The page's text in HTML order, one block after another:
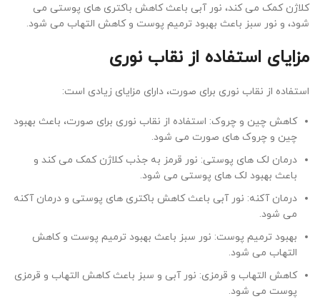
کلاژن کمک می کند، نور آبی باعث کاهش باکتری های پوستی می
شود، و نور سبز باعث بهبود ترمیم پوست و کاهش التهاب می شود.
مزایای استفاده از نقاب نوری
استفاده از نقاب نوری برای صورت، دارای مزایای زیادی است:
کاهش چین و چروک: استفاده از نقاب نوری برای صورت، باعث بهبود
چین و چروک های صورت می شود.
درمان لک های پوستی: نور قرمز به جذب کلاژن کمک می کند و
باعث بهبود لک های پوستی می شود.
درمان آکنه: نور آبی باعث کاهش باکتری های پوستی و درمان آکنه
می شود.
بهبود ترمیم پوست: نور سبز باعث بهبود ترمیم پوست و کاهش
التهاب می شود.
کاهش التهاب و قرمزی: نور آبی و سبز باعث کاهش التهاب و قرمزی
پوست می شود.